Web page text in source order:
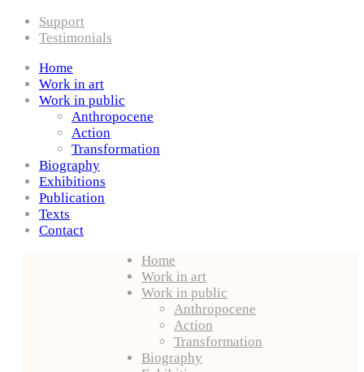
Support
Testimonials
Home
Work in art
Work in public
Anthropocene
Action
Transformation
Biography
Exhibitions
Publication
Texts
Contact
Home
Work in art
Work in public
Anthropocene
Action
Transformation
Biography